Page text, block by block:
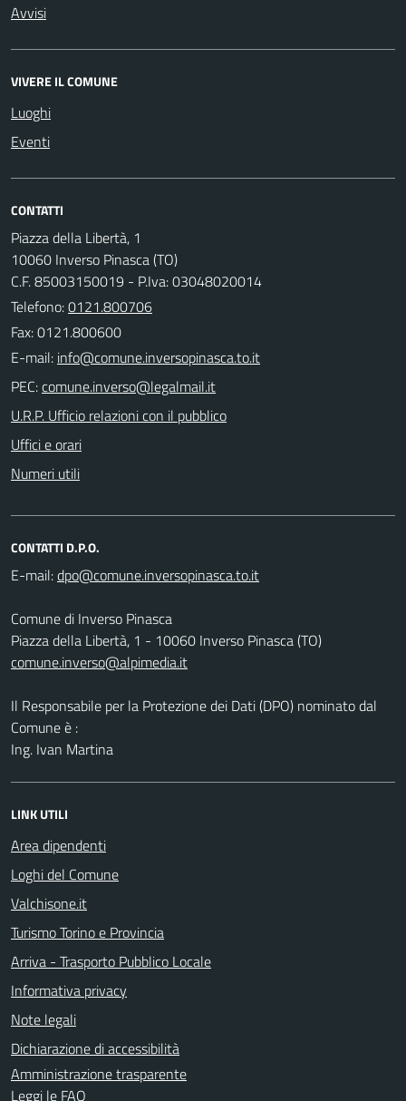
Avvisi
VIVERE IL COMUNE
Luoghi
Eventi
CONTATTI
Piazza della Libertà, 1
10060 Inverso Pinasca (TO)
C.F. 85003150019 - P.Iva: 03048020014
Telefono:0121.800706
Fax: 0121.800600
E-mail:
PEC:
U.R.P. Ufficio relazioni con il pubblico
Uffici e orari
Numeri utili
CONTATTI D.P.O.
E-mail:
Comune di Inverso Pinasca
Piazza della Libertà, 1 - 10060 Inverso Pinasca (TO)
comune.inverso@alpimedia.it
Il Responsabile per la Protezione dei Dati (DPO) nominato dal
Comune è :
Ing. Ivan Martina
LINK UTILI
Area dipendenti
Loghi del Comune
Valchisone.it
Turismo Torino e Provincia
Arriva - Trasporto Pubblico Locale
Informativa privacy
Note legali
Dichiarazione di accessibilità
Amministrazione trasparente
Leggi le FAQ